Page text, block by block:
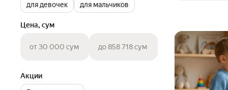
для девочек
для мальчиков
Цена, сум
от 30 000 сум до 858 718 сум
Акции